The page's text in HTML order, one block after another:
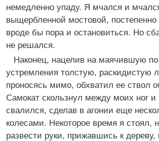
немедленно упаду. Я мчался и
выщербленной мостовой, постепенно
вроде бы пора и остановиться. Но
не решался.
Наконец, нацелив на маячившую по
устремления толстую, раскидистую
проносясь мимо, обхватил ее ствол
Самокат скользнул между моих ног и
свалился, сделав в агонии еще
колесами. Некоторое время я стоял,
развести руки, прижавшись к